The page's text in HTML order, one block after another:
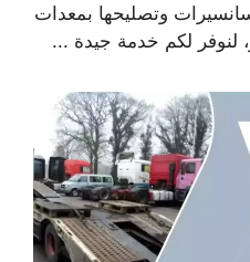
وتصليحها بمعدات
لنوفر لكم خدمة جيدة ...